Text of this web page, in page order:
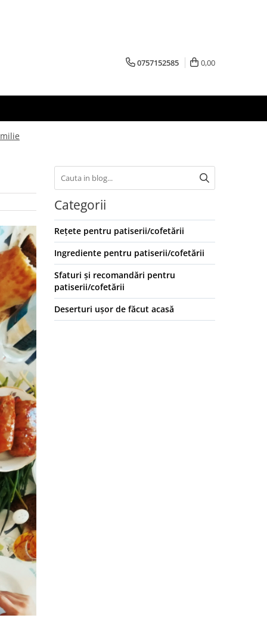
0757152585 0,00
Categorii
Rețete pentru patiserii/cofetării
Ingrediente pentru patiserii/cofetării
Sfaturi și recomandări pentru
patiserii/cofetării
Deserturi ușor de făcut acasă